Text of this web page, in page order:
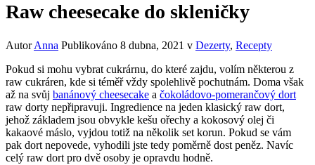
Raw cheesecake do skleničky
AutorAnna Publikováno 8 dubna, 2021 v Dezerty, Recepty
Pokud si mohu vybrat cukrárnu, do které zajdu, volím některou z
raw cukráren, kde si téměř vždy spolehlivě pochutnám. Doma však
až na svůj banánový cheesecake a čokoládovo-pomerančový dort
raw dorty nepřipravuji. Ingredience na jeden klasický raw dort,
jehož základem jsou obvykle kešu ořechy a kokosový olej či
kakaové máslo, vyjdou totiž na několik set korun. Pokud se vám
pak dort nepovede, vyhodili jste tedy poměrně dost peněz. Navíc
celý raw dort pro dvě osoby je opravdu hodně.